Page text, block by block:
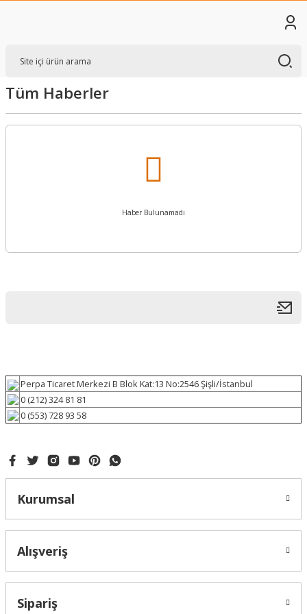
Tüm Haberler
Haber Bulunamadı
Perpa Ticaret Merkezi B Blok Kat:13 No:2546 Şişli/İstanbul
0 (212) 324 81 81
0 (553) 728 93 58
Kurumsal
Alışveriş
Sipariş